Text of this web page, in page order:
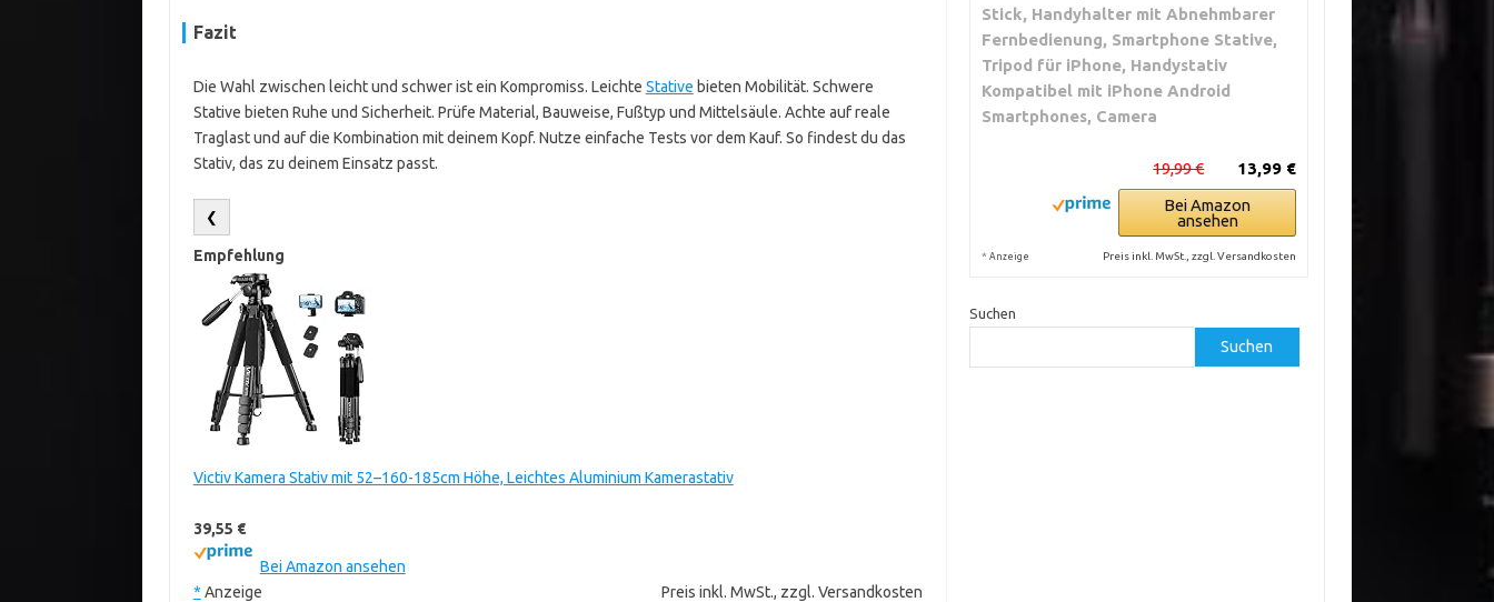
Fazit
Die Wahl zwischen leicht und schwer ist ein Kompromiss. Leichte Stative bieten Mobilität. Schwere
Stative bieten Ruhe und Sicherheit. Prüfe Material, Bauweise, Fußtyp und Mittelsäule. Achte auf reale
Traglast und auf die Kombination mit deinem Kopf. Nutze einfache Tests vor dem Kauf. So findest du das
Stativ, das zu deinem Einsatz passt.
❮
Empfehlung
Victiv Kamera Stativ mit 52–160-185cm Höhe, Leichtes Aluminium Kamerastativ
39,55 €
Bei Amazon ansehen
* Anzeige
Preis inkl. MwSt., zzgl. Versandkosten
Stick, Handyhalter mit Abnehmbarer
Fernbedienung, Smartphone Stative,
Tripod für iPhone, Handystativ
Kompatibel mit iPhone Android
Smartphones, Camera
13,99 €
19,99 €
Bei Amazon
ansehen
* Anzeige Preis inkl. MwSt., zzgl. Versandkosten
Suchen
Suchen